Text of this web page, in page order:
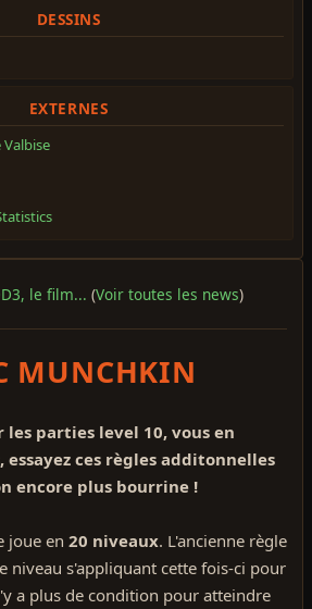
DESSINS
EXTERNES
le film... (Voir toutes les news)
MUNCHKIN
parties level 10, vous en
essayez ces règles additonnelles
encore plus bourrine !
joue en 20 niveaux. L'ancienne règle
niveau s'appliquant cette fois-ci pour
a plus de condition pour atteindre